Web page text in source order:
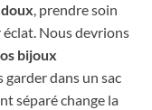
, prendre soin
Nous devrions
bijoux
dans un sac
séparé change la